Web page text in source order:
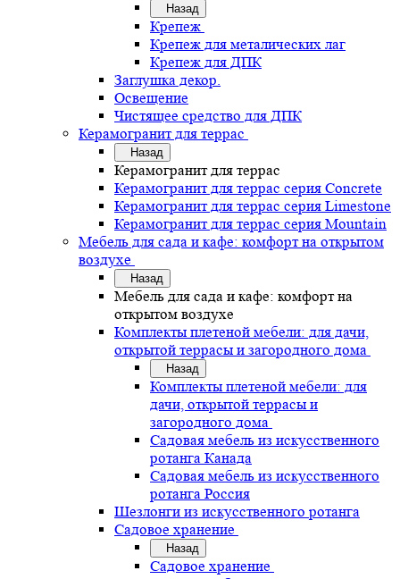
Назад
Крепеж
Крепеж для металических лаг
Крепеж для ДПК
Заглушка декор.
Освещение
Чистящее средство для ДПК
Керамогранит для террас
Назад
Керамогранит для террас
Керамогранит для террас серия Concrete
Керамогранит для террас серия Limestone
Керамогранит для террас серия Mountain
Мебель для сада и кафе: комфорт на открытом
воздухе
Назад
Мебель для сада и кафе: комфорт на
открытом воздухе
Комплекты плетеной мебели: для дачи,
открытой террасы и загородного дома
Назад
Комплекты плетеной мебели: для
дачи, открытой террасы и
загородного дома
Садовая мебель из искусственного
ротанга Канада
Садовая мебель из искусственного
ротанга Россия
Шезлонги из искусственного ротанга
Садовое хранение
Назад
Садовое хранение